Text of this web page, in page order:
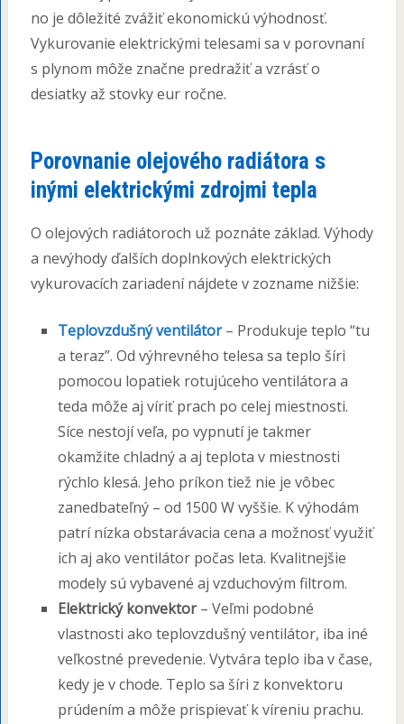
no je dôležité zvážiť ekonomickú výhodnosť.
Vykurovanie elektrickými telesami sa v porovnaní
s plynom môže značne predražiť a vzrásť o
desiatky až stovky eur ročne.
Porovnanie olejového radiátora s
inými elektrickými zdrojmi tepla
O olejových radiátoroch už poznáte základ. Výhody
a nevýhody ďalších doplnkových elektrických
vykurovacích zariadení nájdete v zozname nižšie:
Teplovzdušný ventilátor– Produkuje teplo “tu
a teraz”. Od výhrevného telesa sa teplo šíri
pomocou lopatiek rotujúceho ventilátora a
teda môže aj víriť prach po celej miestnosti.
Síce nestojí veľa, po vypnutí je takmer
okamžite chladný a aj teplota v miestnosti
rýchlo klesá. Jeho príkon tiež nie je vôbec
zanedbateľný – od 1500 W vyššie. K výhodám
patrí nízka obstarávacia cena a možnosť využiť
ich aj ako ventilátor počas leta. Kvalitnejšie
modely sú vybavené aj vzduchovým filtrom.
Elektrický konvektor– Veľmi podobné
vlastnosti ako teplovzdušný ventilátor, iba iné
veľkostné prevedenie. Vytvára teplo iba v čase,
kedy je v chode. Teplo sa šíri z konvektoru
prúdením a môže prispievať k víreniu prachu.